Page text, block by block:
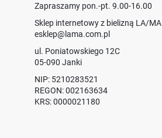
Zapraszamy pon.-pt. 9.00-16.00
Sklep internetowy z bielizną LA/MA
esklep@lama.com.pl
ul. Poniatowskiego 12C
05-090 Janki
NIP: 5210283521
REGON: 002163634
KRS: 0000021180